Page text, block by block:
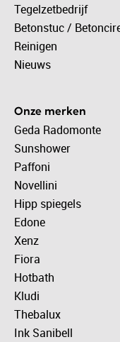
Tegelzetbedrijf
Betonstuc /
Reinigen
Nieuws
Onze merken
Geda Radomonte
Sunshower
Paffoni
Novellini
Hipp spiegels
Edone
Xenz
Fiora
Hotbath
Kludi
Thebalux
Ink Sanibell